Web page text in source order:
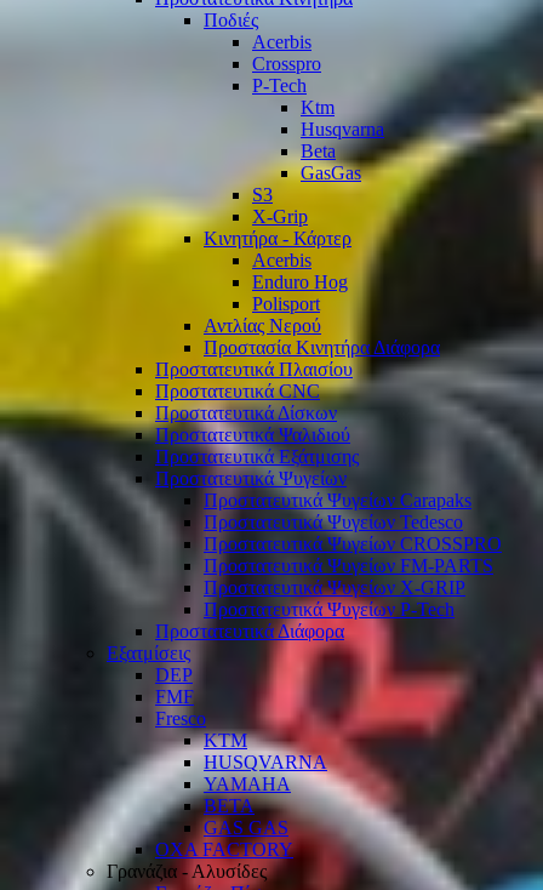
Ποδιές
Acerbis
Crosspro
P-Tech
Ktm
Husqvarna
Beta
GasGas
S3
X-Grip
Κινητήρα - Κάρτερ
Acerbis
Enduro Hog
Polisport
Αντλίας Νερού
Προστασία Κινητήρα Διάφορα
Προστατευτικά Πλαισίου
Προστατευτικά CNC
Προστατευτικά Δίσκων
Προστατευτικά Ψαλιδιού
Προστατευτικά Εξάτμισης
Προστατευτικά Ψυγείων
Προστατευτικά Ψυγείων Carapaks
Προστατευτικά Ψυγείων Tedesco
Προστατευτικά Ψυγείων CROSSPRO
Προστατευτικά Ψυγείων FM-PARTS
Προστατευτικά Ψυγείων X-GRIP
Προστατευτικά Ψυγείων P-Tech
Προστατευτικά Διάφορα
Εξατμίσεις
DEP
FMF
Fresco
KTM
HUSQVARNA
YAMAHA
BETA
GAS GAS
OXA FACTORY
Γρανάζια - Αλυσίδες